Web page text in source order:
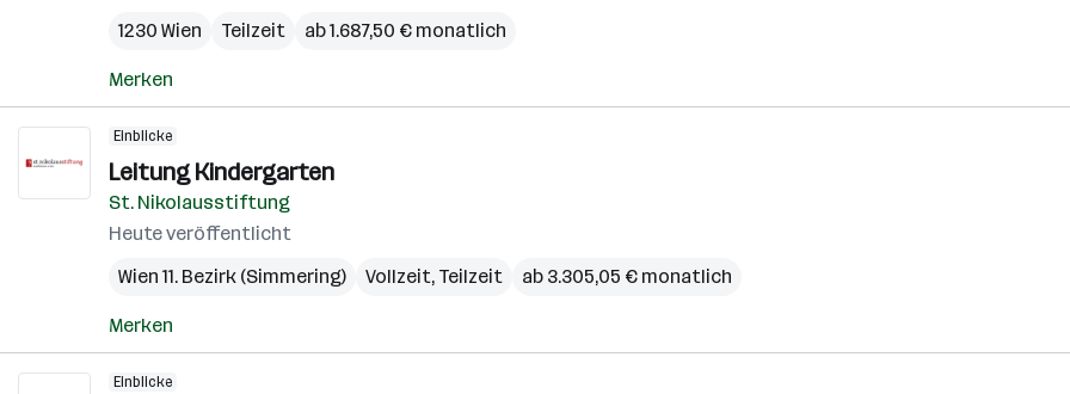
1230 Wien
Teilzeit ab 1.687,50 € monatlich
Merken
Einblicke
Leitung Kindergarten
St. Nikolausstiftung
Heute veröffentlicht
Wien 11. Bezirk (Simmering)
Vollzeit, Teilzeit ab 3.305,05 € monatlich
Merken
Einblicke